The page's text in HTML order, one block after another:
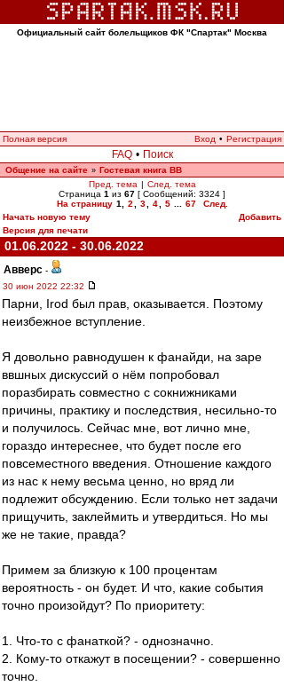
Официальный сайт болельщиков ФК "Спартак" Москва
Полная версия Вход • Регистрация
FAQ • Поиск
Общение на сайте » Гостевая книга ВВ
Пред. тема | След. тема
Страница 1 из 67 [ Сообщений: 3324 ]
На страницу 1 2 3 4 5 67
След.
Начать новую тему
Добавить
Версия для печати
01.06.2022 - 30.06.2022
Авверс -
30 июн 2022 22:32
Парни, Irod был прав, оказывается. Поэтому
неизбежное вступление.
Я довольно равнодушен к фанайди, на заре
ввшных дискуссий о нём попробовал
поразбирать совместно с сокнижниками
причины, практику и последствия, несильно-то
и получилось. Сейчас мне, вот лично мне,
гораздо интереснее, что будет после его
повсеместного введения. Отношение каждого
из нас к нему весьма ценно, но вряд ли
подлежит обсуждению. Если только нет задачи
прищучить, заклеймить и утвердиться. Но мы
же не такие, правда?
Примем за близкую к 100 процентам
вероятность - он будет. И что, какие события
точно произойдут? По приоритету:
1. Что-то с фанаткой? - однозначно.
2. Кому-то откажут в посещении? - совершенно
точно.